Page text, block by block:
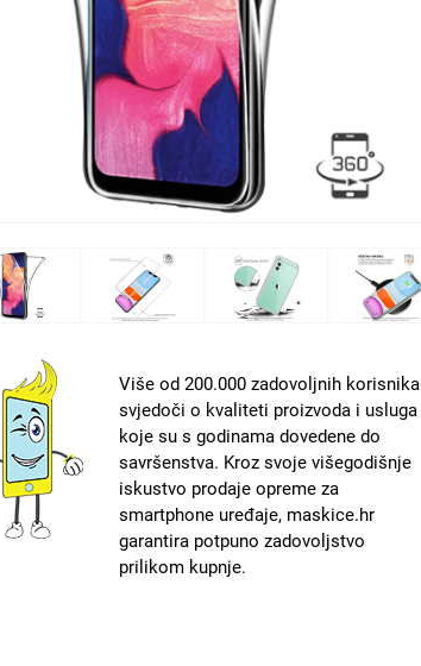
Više od 200.000 zadovoljnih korisnika
svjedoči o kvaliteti proizvoda i usluga
koje su s godinama dovedene do
savršenstva. Kroz svoje višegodišnje
iskustvo prodaje opreme za
smartphone uređaje, maskice.hr
garantira potpuno zadovoljstvo
prilikom kupnje.
- TOP 100
kolekcija
maskice
futrole i
Tablet
mobitel